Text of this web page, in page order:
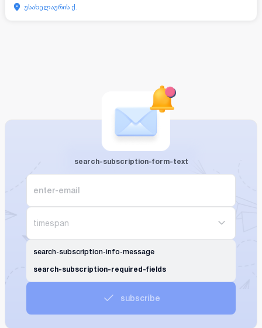
უსახელაურის ქ.
search-subscription-form-text
timespan
search-subscription-info-message
search-subscription-required-fields
subscribe